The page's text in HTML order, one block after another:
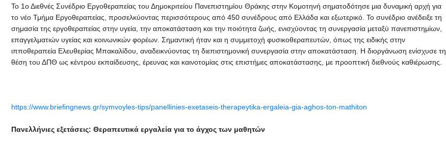
Το 1ο Διεθνές Συνέδριο Εργοθεραπείας του Δημοκριτείου Πανεπιστημίου Θράκης στην Κομοτηνή σηματοδότησε μια δυναμική αρχή για
το νέο Τμήμα Εργοθεραπείας, προσελκύοντας περισσότερους από 450 συνέδρους από Ελλάδα και εξωτερικό. Το συνέδριο ανέδειξε τη
σημασία της εργοθεραπείας στην υγεία, την αποκατάσταση και την ποιότητα ζωής, ενισχύοντας τη συνεργασία μεταξύ πανεπιστημίων,
επαγγελματιών υγείας και κοινωνικών φορέων. Σημαντική ήταν και η συμμετοχή φυσικοθεραπευτών, όπως της ειδικής στην
ιπποθεραπεία Ελευθερίας Μπακαλίδου, αναδεικνύοντας τη διεπιστημονική συνεργασία στην αποκατάσταση. Η διοργάνωση ενίσχυσε τη
θέση του ΔΠΘ ως κέντρου εκπαίδευσης, έρευνας και καινοτομίας στις επιστήμες αποκατάστασης, με προοπτική διεθνούς καθιέρωσης.
https://www.briefingnews.gr/symvoyles-tips/panellinies-exetaseis-therapeytika-ergaleia-gia-aghos-ton-mathiton
Πανελλήνιες εξετάσεις: Θεραπευτικά εργαλεία για το άγχος των μαθητών